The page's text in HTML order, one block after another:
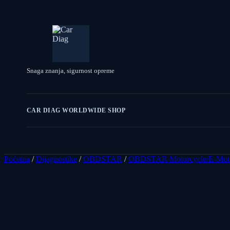
Snaga znanja, sigurnost opreme
CAR DIAG WORLDWIDE SHOP
Početna /Dijagnostike /OBDSTAR /OBDSTAR Motorcycle/E-